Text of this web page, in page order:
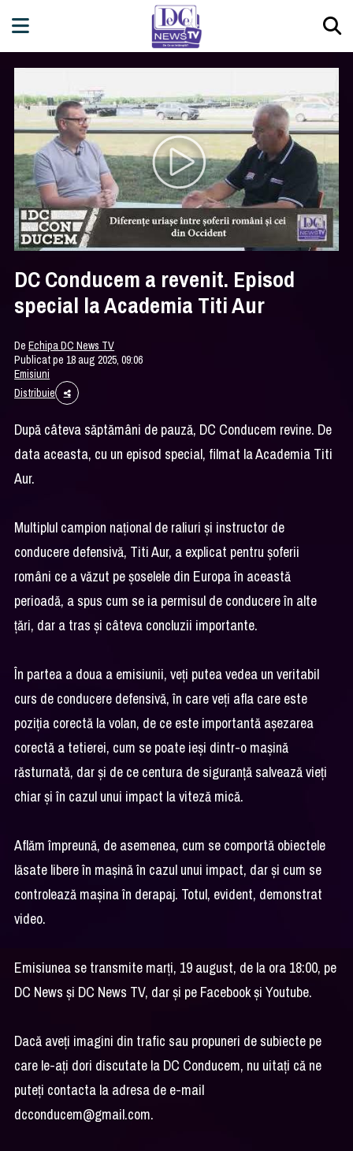
DC Conducem a revenit. Episod
special la Academia Titi Aur
DeEchipa DC News TV
Publicat pe 18 aug 2025, 09:06
Emisiuni
Distribuie
După câteva săptămâni de pauză, DC Conducem revine. De
data aceasta, cu un episod special, filmat la Academia Titi
Aur.
Multiplul campion naţional de raliuri şi instructor de
conducere defensivă, Titi Aur, a explicat pentru şoferii
români ce a văzut pe şoselele din Europa în această
perioadă, a spus cum se ia permisul de conducere în alte
ţări, dar a tras şi câteva concluzii importante.
În partea a doua a emisiunii, veţi putea vedea un veritabil
curs de conducere defensivă, în care veţi afla care este
poziţia corectă la volan, de ce este importantă aşezarea
corectă a tetierei, cum se poate ieşi dintr-o maşină
răsturnată, dar şi de ce centura de siguranţă salvează vieţi
chiar şi în cazul unui impact la viteză mică.
Aflăm împreună, de asemenea, cum se comportă obiectele
lăsate libere în maşină în cazul unui impact, dar şi cum se
controlează maşina în derapaj. Totul, evident, demonstrat
video.
Emisiunea se transmite marţi, 19 august, de la ora 18:00, pe
DC News şi DC News TV, dar şi pe Facebook şi Youtube.
Dacă aveţi imagini din trafic sau propuneri de subiecte pe
care le-aţi dori discutate la DC Conducem, nu uitaţi că ne
puteţi contacta la adresa de e-mail
dcconducem@gmail.com.